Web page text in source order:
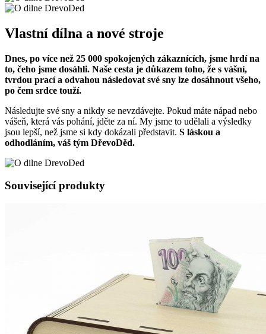
Vlastní dílna a nové stroje
Dnes, po více než 25 000 spokojených zákaznících, jsme hrdí na
to, čeho jsme dosáhli. Naše cesta je důkazem toho, že s vášní,
tvrdou prací a odvahou následovat své sny lze dosáhnout všeho,
po čem srdce touží.
Následujte své sny a nikdy se nevzdávejte. Pokud máte nápad nebo
vášeň, která vás pohání, jděte za ní. My jsme to udělali a výsledky
jsou lepší, než jsme si kdy dokázali představit. S láskou a
odhodláním, váš tým DřevoDěd.
Související produkty